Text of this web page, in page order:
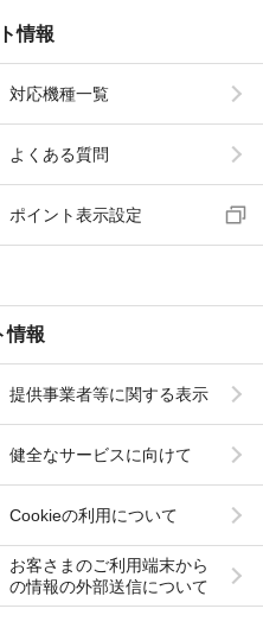
情報
対応機種一覧
よくある質問
ポイント表示設定
情報
提供事業者等に関する表示
健全なサービスに向けて
Cookieの利用について
お客さまのご利用端末から
の情報の外部送信について